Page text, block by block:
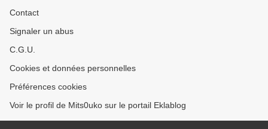
Contact
Signaler un abus
C.G.U.
Cookies et données personnelles
Préférences cookies
Voir le profil de Mits0uko sur le portail Eklablog